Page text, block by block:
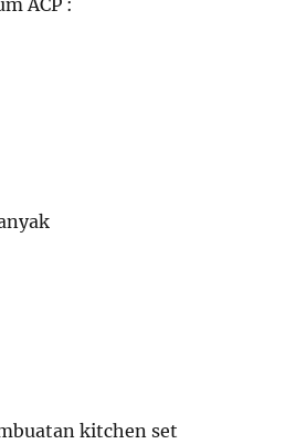
ACP :
kitchen set